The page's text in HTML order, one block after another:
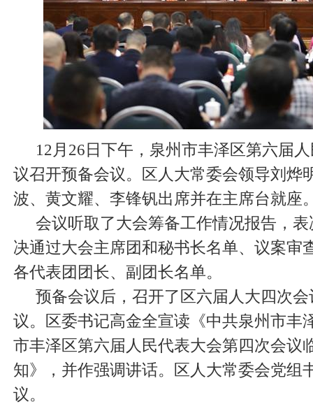
12月26日下午，泉州市丰泽区第六届
议召开预备会议。区人大常委会领导刘烨
波、黄文耀、李锋钒出席并在主席台就座
会议听取了大会筹备工作情况报告，
决通过大会主席团和秘书长名单、议案审
各代表团团长、副团长名单。
预备会议后，召开了区六届人大四次
议。区委书记高金全宣读《中共泉州市丰
市丰泽区第六届人民代表大会第四次会议
知》，并作强调讲话。区人大常委会党组
议。